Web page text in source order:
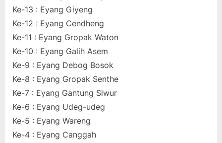
Ke-13 : Eyang Giyeng
Ke-12 : Eyang Cendheng
Ke-11 : Eyang Gropak Waton
Ke-10 : Eyang Galih Asem
Ke-9 : Eyang Debog Bosok
Ke-8 : Eyang Gropak Senthe
Ke-7 : Eyang Gantung Siwur
Ke-6 : Eyang Udeg-udeg
Ke-5 : Eyang Wareng
Ke-4 : Eyang Canggah